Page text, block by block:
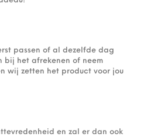
passen of al dezelfde dag
bij het afrekenen of neem
wij zetten het product voor jou
en zal er dan ook